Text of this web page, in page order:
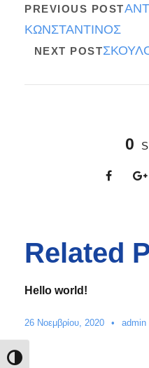
Εναλλαγή Υψηλής Αντίθεσης
PREVIOUS POST
ΚΩΝΣΤΑΝΤΙΝΟΣ
NEXT POST
0
Related
Hello world!
26 Νοεμβρίου, 2020 • admin